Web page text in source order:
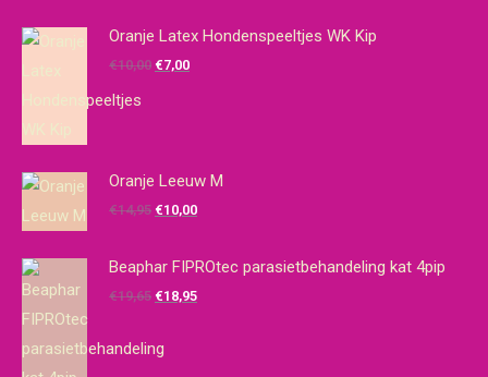
Oranje Latex Hondenspeeltjes WK Kip
€10,00 Oorspronkelijke
€7,00Huidige
Oranje Leeuw M
€14,95 Oorspronkelijke
was:
€14,95.
€10,00Huidige
is:
€10,00.
Beaphar FIPROtec parasietbehandeling kat 4pip
€19,65 Oorspronkelijke
was:
€18,95Huidige